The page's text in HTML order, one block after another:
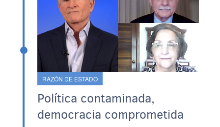
RAZÓN DE ESTADO
Política contaminada,
democracia comprometida